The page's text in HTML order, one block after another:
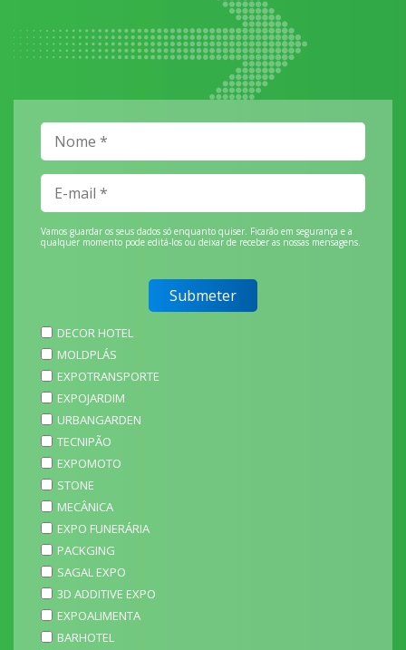
Vamos guardar os seus dados só enquanto quiser. Ficarão em segurança e a
qualquer momento pode editá-los ou deixar de receber as nossas mensagens.
DECOR HOTEL
MOLDPLÁS
EXPOTRANSPORTE
EXPOJARDIM
URBANGARDEN
TECNIPÃO
EXPOMOTO
STONE
MECÂNICA
EXPO FUNERÁRIA
PACKGING
SAGAL EXPO
3D ADDITIVE EXPO
EXPOALIMENTA
BARHOTEL